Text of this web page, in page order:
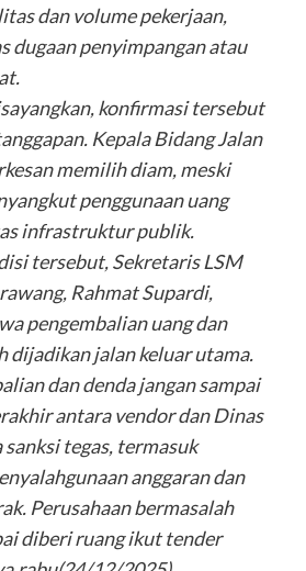
dan volume pekerjaan,
dugaan penyimpangan atau
konfirmasi tersebut
Kepala Bidang Jalan
memilih diam, meski
penggunaan uang
infrastruktur publik.
tersebut, Sekretaris LSM
Rahmat Supardi,
pengembalian uang dan
dijadikan jalan keluar utama.
dan denda jangan sampai
antara vendor dan Dinas
sanksi tegas, termasuk
anggaran dan
Perusahaan bermasalah
diberi ruang ikut tender